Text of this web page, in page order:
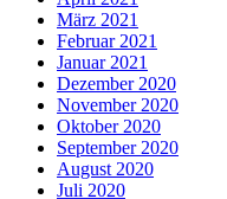
März 2021
Februar 2021
Januar 2021
Dezember 2020
November 2020
Oktober 2020
September 2020
August 2020
Juli 2020